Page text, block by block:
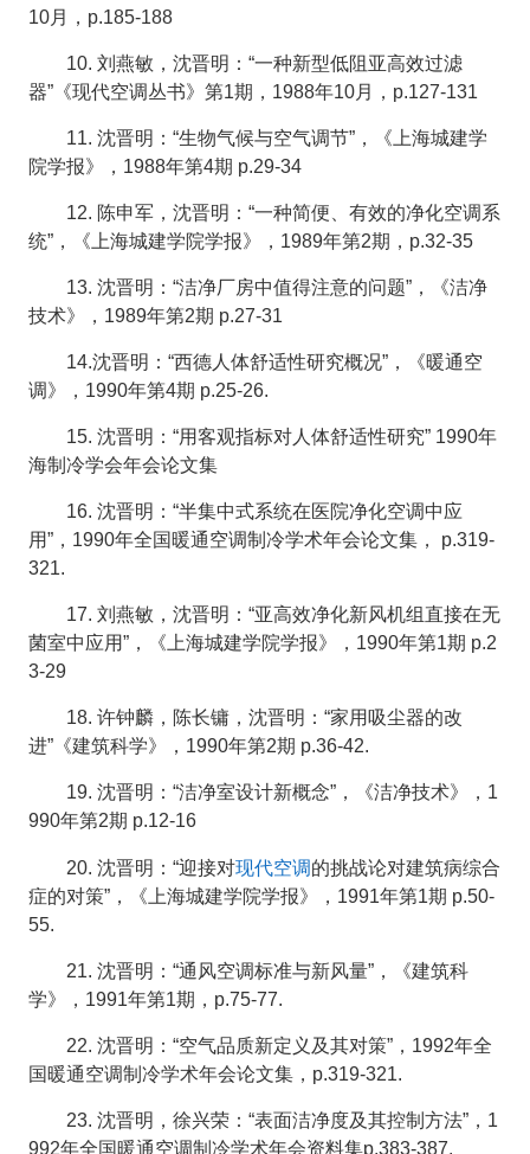
10月，p.185-188
10. 刘燕敏，沈晋明：“一种新型低阻亚高效过滤
器”《现代空调丛书》第1期，1988年10月，p.127-131
11. 沈晋明：“生物气候与空气调节”，《上海城建学
院学报》，1988年第4期 p.29-34
12. 陈申军，沈晋明：“一种简便、有效的净化空调系
统”，《上海城建学院学报》，1989年第2期，p.32-35
13. 沈晋明：“洁净厂房中值得注意的问题”，《洁净
技术》，1989年第2期 p.27-31
14.沈晋明：“西德人体舒适性研究概况”，《暖通空
调》，1990年第4期 p.25-26.
15. 沈晋明：“用客观指标对人体舒适性研究” 1990年
海制冷学会年会论文集
16. 沈晋明：“半集中式系统在医院净化空调中应
用”，1990年全国暖通空调制冷学术年会论文集， p.319-
321.
17. 刘燕敏，沈晋明：“亚高效净化新风机组直接在无
菌室中应用”，《上海城建学院学报》，1990年第1期 p.2
3-29
18. 许钟麟，陈长镛，沈晋明：“家用吸尘器的改
进”《建筑科学》，1990年第2期 p.36-42.
19. 沈晋明：“洁净室设计新概念”，《洁净技术》，1
990年第2期 p.12-16
20. 沈晋明：“迎接对现代空调的挑战论对建筑病综合
症的对策”，《上海城建学院学报》，1991年第1期 p.50-
55.
21. 沈晋明：“通风空调标准与新风量”，《建筑科
学》，1991年第1期，p.75-77.
22. 沈晋明：“空气品质新定义及其对策”，1992年全
国暖通空调制冷学术年会论文集，p.319-321.
23. 沈晋明，徐兴荣：“表面洁净度及其控制方法”，1
992年全国暖通空调制冷学术年会资料集p.383-387.